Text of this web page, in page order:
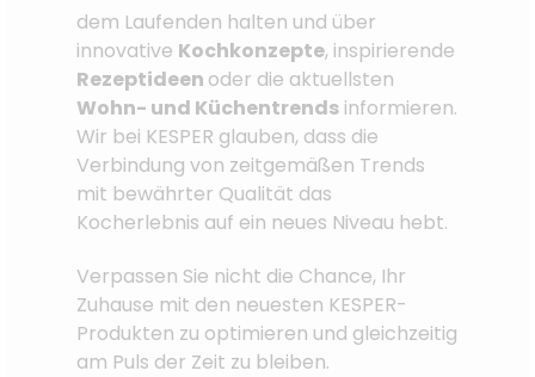
dem Laufenden halten und über
innovative Kochkonzepte, inspirierende
Rezeptideen oder die aktuellsten
Wohn- und Küchentrends informieren.
Wir bei KESPER glauben, dass die
Verbindung von zeitgemäßen Trends
mit bewährter Qualität das
Kocherlebnis auf ein neues Niveau hebt.
Verpassen Sie nicht die Chance, Ihr
Zuhause mit den neuesten KESPER-
Produkten zu optimieren und gleichzeitig
am Puls der Zeit zu bleiben.